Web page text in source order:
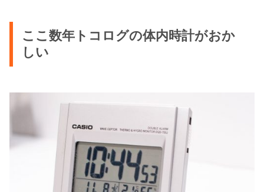
ここ数年トコログの体内時計がおか
しい